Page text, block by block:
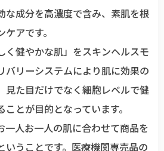
な成分を高濃度で含み、素肌を根
アです。
く健やかな肌」をスキンヘルスモ
バリーシステムにより肌に効果の
見た目だけでなく細胞レベルで健
とが目的となっています。
一人お一人の肌に合わせて商品を
いうことです。医療機関専売品の